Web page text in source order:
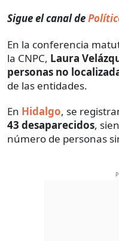
Sigue el canal de
En la conferencia
la CNPC, Laura
personas no
de las entidades.
En Hidalgo, se
43 desaparecidos,
número de personas